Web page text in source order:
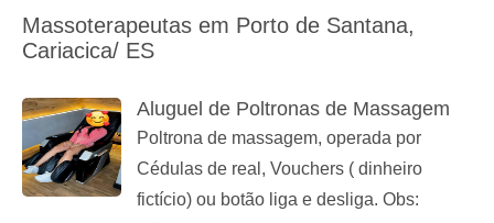
Massoterapeutas em Porto de Santana,
Cariacica/ ES
Aluguel de Poltronas de Massagem
Poltrona de massagem, operada por
Cédulas de real, Vouchers ( dinheiro
fictício) ou botão liga e desliga. Obs: